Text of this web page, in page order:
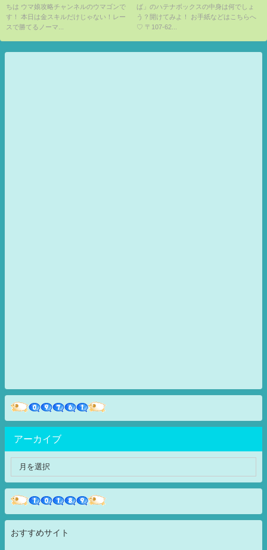
が変わります！このスキル、め
ちゃくちゃ強いです！【ウマ娘/
ちは ウマ娘攻略チャンネルのウマゴンで
す！ 本日は金スキルだけじゃない！レー
スで勝てるノーマ...
ネル
ば」のハテナボックスの中身は何でしょ
う？開けてみよ！ お手紙などはこちらへ
♡ 〒107-62...
アーカイブ
おすすめサイト